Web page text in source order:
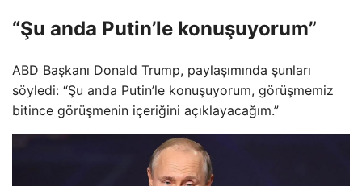
“Şu anda Putin’le konuşuyorum”
ABD Başkanı Donald Trump, paylaşımında şunları
söyledi: “Şu anda Putin’le konuşuyorum, görüşmemiz
bitince görüşmenin içeriğini açıklayacağım.”